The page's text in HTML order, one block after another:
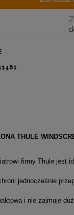
THULE
firmy Thule jest
jednocześnie
i nie zajmuje